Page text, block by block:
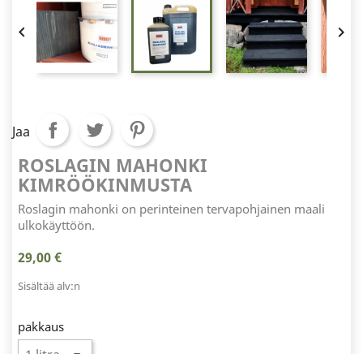
 
Jaa
ROSLAGIN MAHONKI
KIMRÖÖKINMUSTA
Roslagin mahonki on perinteinen tervapohjainen maali
ulkokäyttöön.
29,00 €
Sisältää alv:n
pakkaus